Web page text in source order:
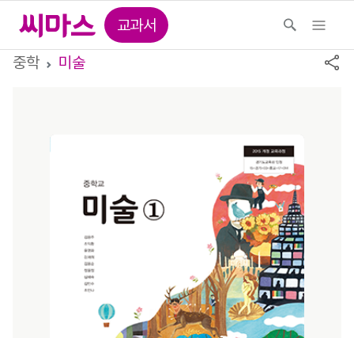
교과서
중학
미술